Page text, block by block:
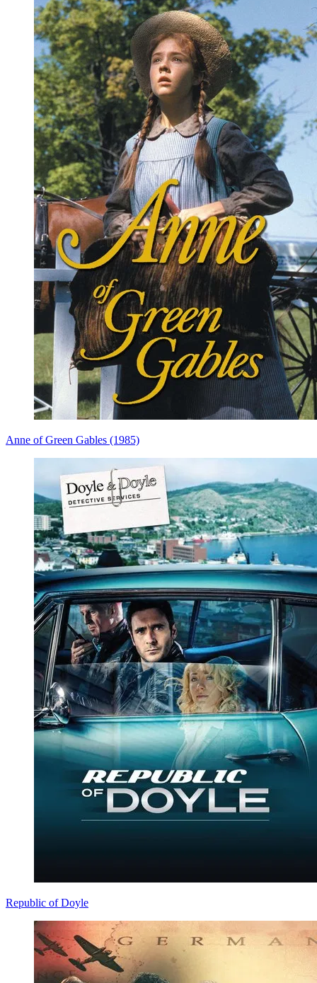
Anne of Green Gables (1985)
Republic of Doyle